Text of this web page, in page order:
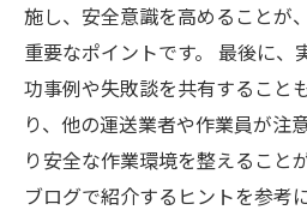
施し、安全意識を高めることが
重要なポイントです。 最後に、
功事例や失敗談を共有すること
り、他の運送業者や作業員が注
り安全な作業環境を整えること
ブログで紹介するヒントを参考